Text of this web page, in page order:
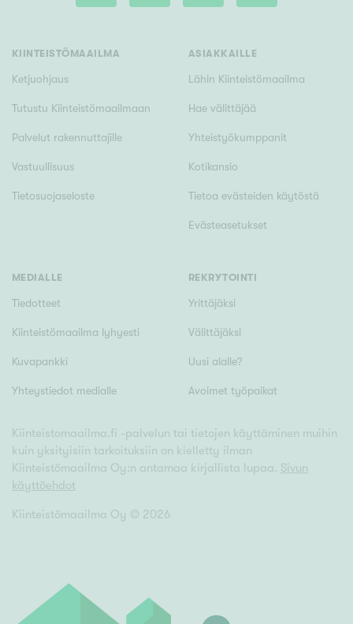
KIINTEISTÖMAAILMA
Ketjuohjaus
Tutustu Kiinteistömaailmaan
Palvelut rakennuttajille
Vastuullisuus
Tietosuojaseloste
ASIAKKAILLE
Lähin Kiinteistömaailma
Hae välittäjää
Yhteistyökumppanit
Kotikansio
Tietoa evästeiden käytöstä
Evästeasetukset
MEDIALLE
Tiedotteet
Kiinteistömaailma lyhyesti
Kuvapankki
Yhteystiedot medialle
REKRYTOINTI
Yrittäjäksi
Välittäjäksi
Uusi alalle?
Avoimet työpaikat
Kiinteistomaailma.fi -palvelun tai tietojen käyttäminen muihin
kuin yksityisiin tarkoituksiin on kielletty ilman
Kiinteistömaailma Oy:n antamaa kirjallista lupaa. Sivun
käyttöehdot
Kiinteistömaailma Oy © 2026